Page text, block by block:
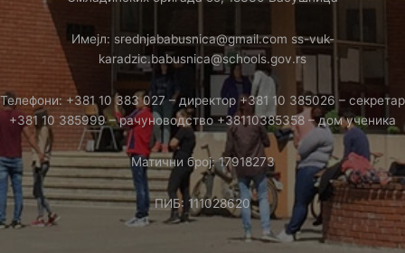
Имејл: srednjababusnica@gmail.com ss-vuk-
karadzic.babusnica@schools.gov.rs
Телефони: +381 10 383 027 – директор +381 10 385026 – секретар
+381 10 385999 – рачуноводство +38110385358 – дом ученика
Матични број: 17918273
ПИБ: 111028620